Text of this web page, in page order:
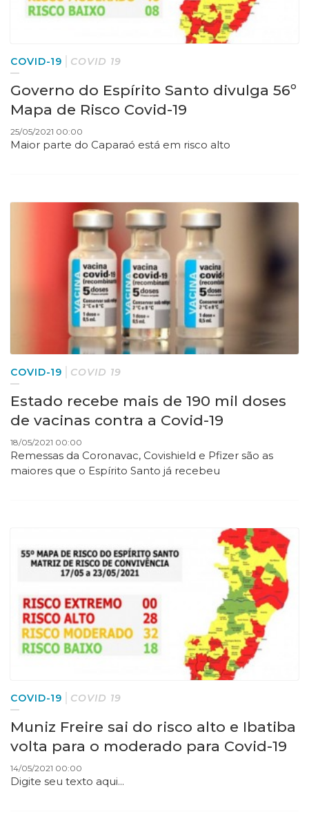
COVID-19 COVID 19
Governo do Espírito Santo divulga 56º
Mapa de Risco Covid-19
25/05/2021 00:00
Maior parte do Caparaó está em risco alto
COVID-19 COVID 19
Estado recebe mais de 190 mil doses
de vacinas contra a Covid-19
18/05/2021 00:00
Remessas da Coronavac, Covishield e Pfizer são as
maiores que o Espírito Santo já recebeu
COVID-19 COVID 19
Muniz Freire sai do risco alto e Ibatiba
volta para o moderado para Covid-19
14/05/2021 00:00
Digite seu texto aqui...